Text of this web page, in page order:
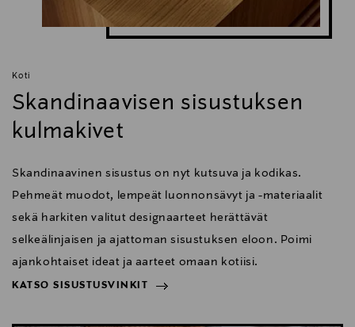
Koti
Skandinaavisen sisustuksen
kulmakivet
Skandinaavinen sisustus on nyt kutsuva ja kodikas.
Pehmeät muodot, lempeät luonnonsävyt ja -materiaalit
sekä harkiten valitut designaarteet herättävät
selkeälinjaisen ja ajattoman sisustuksen eloon. Poimi
ajankohtaiset ideat ja aarteet omaan kotiisi.
KATSO SISUSTUSVINKIT